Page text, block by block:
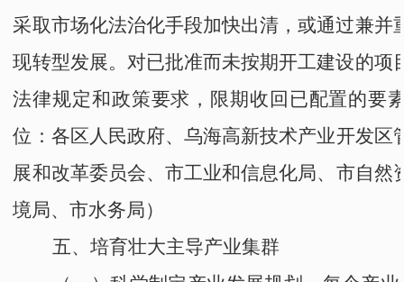
采取市场化法治化手段加快出清，或通过兼并
现转型发展。对已批准而未按期开工建设的项
法律规定和政策要求，限期收回已配置的要
位： 各区人民政府、乌海高新技术产业开发区
展和改革委员会、 市工业和信息化局、 市自然
境局、市水务局）
五、培育壮大主导产业集群